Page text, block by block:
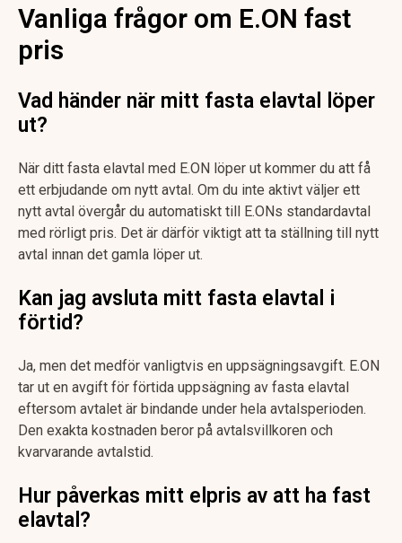
Vanliga frågor om E.ON fast
pris
Vad händer när mitt fasta elavtal löper
ut?
När ditt fasta elavtal med E.ON löper ut kommer du att få
ett erbjudande om nytt avtal. Om du inte aktivt väljer ett
nytt avtal övergår du automatiskt till E.ONs standardavtal
med rörligt pris. Det är därför viktigt att ta ställning till nytt
avtal innan det gamla löper ut.
Kan jag avsluta mitt fasta elavtal i
förtid?
Ja, men det medför vanligtvis en uppsägningsavgift. E.ON
tar ut en avgift för förtida uppsägning av fasta elavtal
eftersom avtalet är bindande under hela avtalsperioden.
Den exakta kostnaden beror på avtalsvillkoren och
kvarvarande avtalstid.
Hur påverkas mitt elpris av att ha fast
elavtal?